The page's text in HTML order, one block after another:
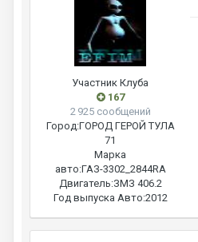
Участник Клуба
167
2 925 сообщений
Город:ГОРОД ГЕРОЙ ТУЛА
71
Марка
авто:ГАЗ-3302_2844RA
Двигатель:ЗМЗ 406.2
Год выпуска Авто:2012